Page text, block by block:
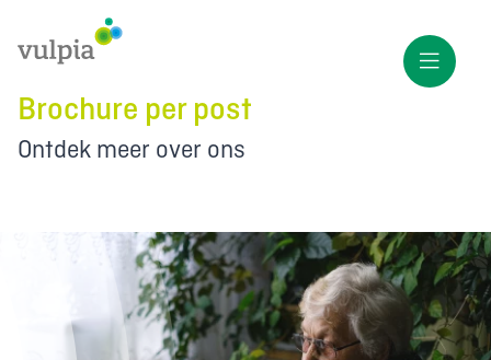
Brochure per post
Ontdek meer over ons